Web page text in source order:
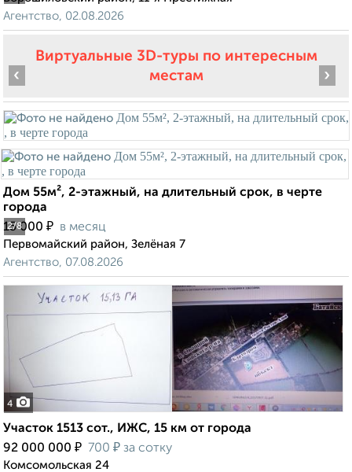
Агентство, 02.08.2026
Виртуальные 3D-туры по интересным
местам
2/8
‹ ›
Дом 55м², 2-этажный, на длительный срок, в черте
города
15 000 ₽ в месяц
Первомайский район, Зелёная 7
Агентство, 07.08.2026
4
Участок 1513 сот., ИЖС, 15 км от города
92 000 000 ₽ 700 ₽ за сотку
Комсомольская 24